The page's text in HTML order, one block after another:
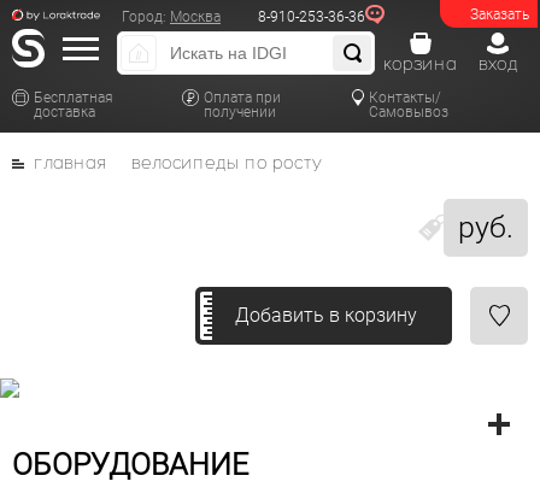
Заказать
Город: Москва 8-910-253-36-36
Бесплатная
доставка
Оплата при
получении
Контакты/
Самовывоз
вход
корзина
руб.
главная велосипеды по росту
Добавить в корзину
ОБОРУДОВАНИЕ